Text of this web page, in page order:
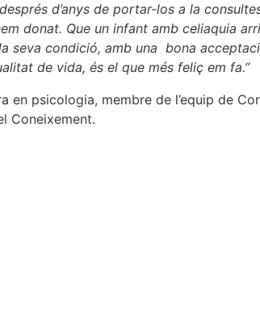
d’anys de portar-los a la
donat. Que un infant amb celiaquia
seva condició, amb una bona
de vida, és el que més feliç em fa.”
en psicologia, membre de l’equip de
Coneixement.